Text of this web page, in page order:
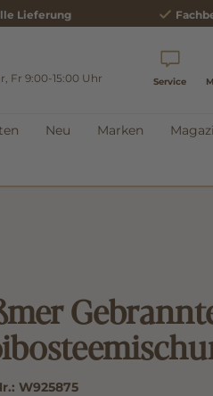
Lieferung
Fr 9:00-15:00 Uhr
Service
Neu Marken
W925875